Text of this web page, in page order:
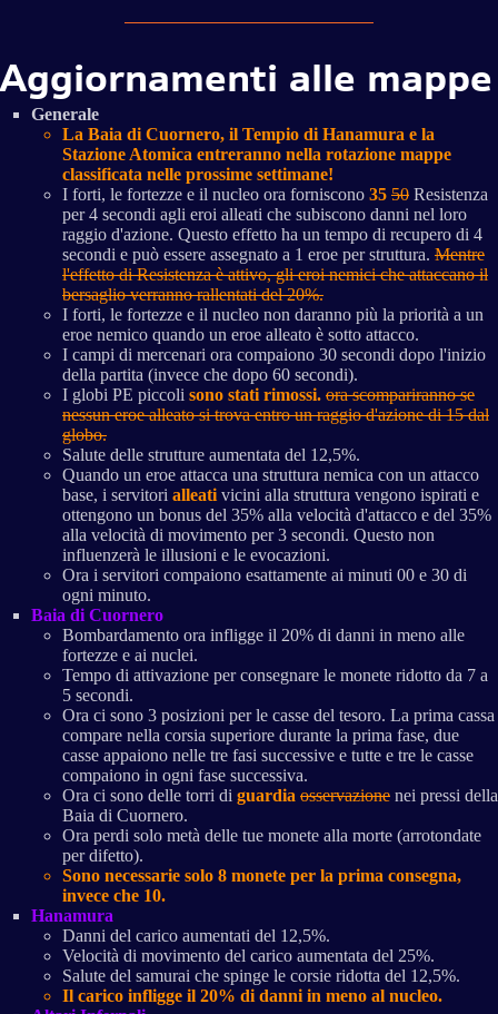
Aggiornamenti alle mappe
Generale
La Baia di Cuornero, il Tempio di Hanamura e la
Stazione Atomica entreranno nella rotazione mappe
classificata nelle prossime settimane!
I forti, le fortezze e il nucleo ora forniscono 35 50 Resistenza
per 4 secondi agli eroi alleati che subiscono danni nel loro
raggio d'azione. Questo effetto ha un tempo di recupero di 4
secondi e può essere assegnato a 1 eroe per struttura. Mentre
l'effetto di Resistenza è attivo, gli eroi nemici che attaccano il
bersaglio verranno rallentati del 20%.
I forti, le fortezze e il nucleo non daranno più la priorità a un
eroe nemico quando un eroe alleato è sotto attacco.
I campi di mercenari ora compaiono 30 secondi dopo l'inizio
della partita (invece che dopo 60 secondi).
I globi PE piccoli sono stati rimossi. ora scompariranno se
nessun eroe alleato si trova entro un raggio d'azione di 15 dal
globo.
Salute delle strutture aumentata del 12,5%.
Quando un eroe attacca una struttura nemica con un attacco
base, i servitori alleati vicini alla struttura vengono ispirati e
ottengono un bonus del 35% alla velocità d'attacco e del 35%
alla velocità di movimento per 3 secondi. Questo non
influenzerà le illusioni e le evocazioni.
Ora i servitori compaiono esattamente ai minuti 00 e 30 di
ogni minuto.
Baia di Cuornero
Bombardamento ora infligge il 20% di danni in meno alle
fortezze e ai nuclei.
Tempo di attivazione per consegnare le monete ridotto da 7 a
5 secondi.
Ora ci sono 3 posizioni per le casse del tesoro. La prima cassa
compare nella corsia superiore durante la prima fase, due
casse appaiono nelle tre fasi successive e tutte e tre le casse
compaiono in ogni fase successiva.
Ora ci sono delle torri di guardia osservazione nei pressi della
Baia di Cuornero.
Ora perdi solo metà delle tue monete alla morte (arrotondate
per difetto).
Sono necessarie solo 8 monete per la prima consegna,
invece che 10.
Hanamura
Danni del carico aumentati del 12,5%.
Velocità di movimento del carico aumentata del 25%.
Salute del samurai che spinge le corsie ridotta del 12,5%.
Il carico infligge il 20% di danni in meno al nucleo.